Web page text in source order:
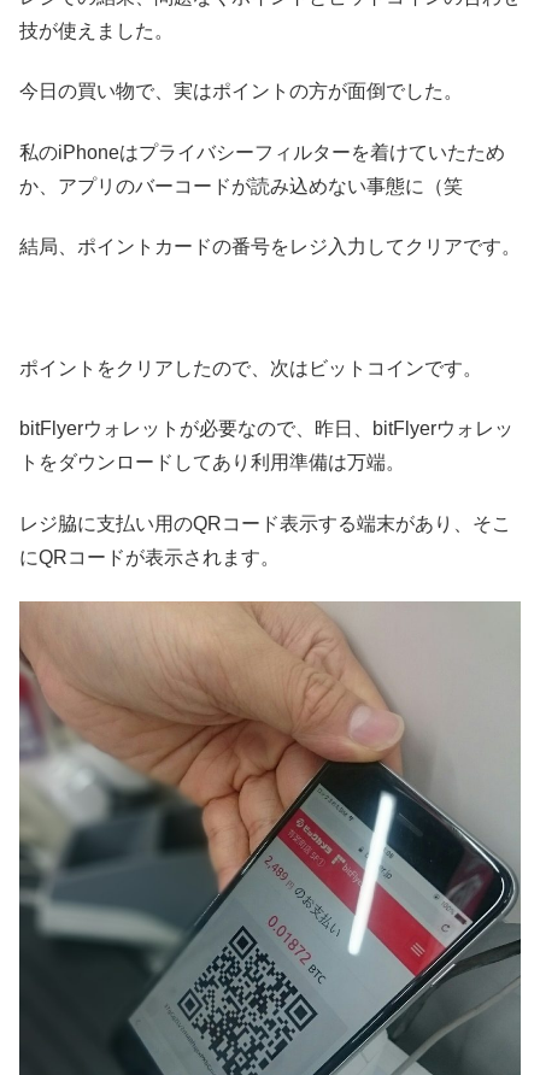
技が使えました。
今日の買い物で、実はポイントの方が面倒でした。
私のiPhoneはプライバシーフィルターを着けていたため
か、アプリのバーコードが読み込めない事態に（笑
結局、ポイントカードの番号をレジ入力してクリアです。
ポイントをクリアしたので、次はビットコインです。
bitFlyerウォレットが必要なので、昨日、bitFlyerウォレッ
トをダウンロードしてあり利用準備は万端。
レジ脇に支払い用のQRコード表示する端末があり、そこ
にQRコードが表示されます。